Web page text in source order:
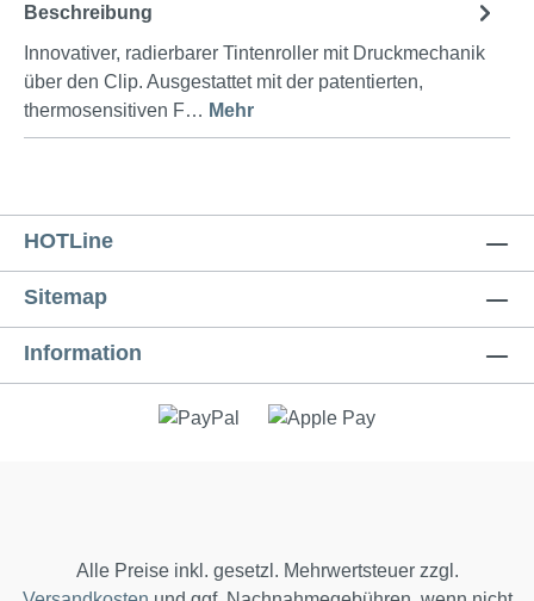
Beschreibung
Innovativer, radierbarer Tintenroller mit Druckmechanik
über den Clip. Ausgestattet mit der patentierten,
thermosensitiven F… Mehr
HOTLine
Sitemap
Information
Alle Preise inkl. gesetzl. Mehrwertsteuer zzgl.